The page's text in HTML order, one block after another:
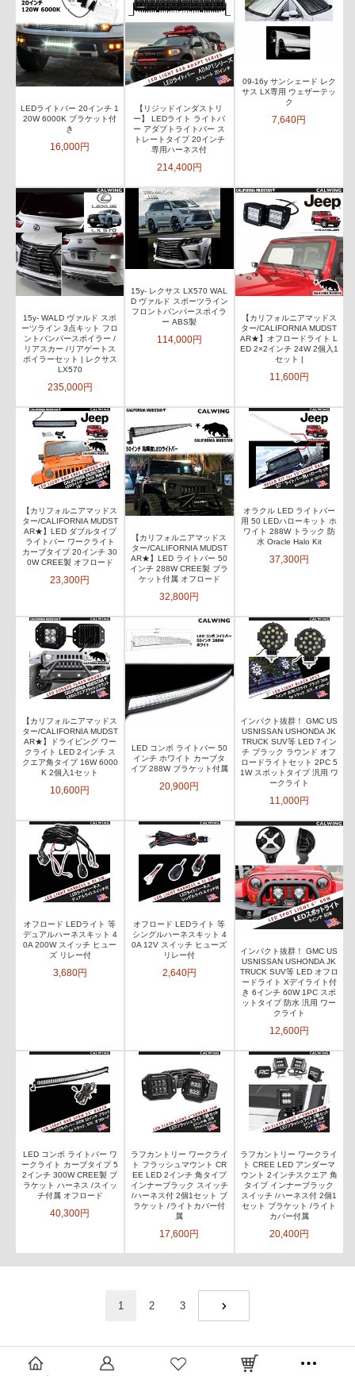
LEDライトバー 20インチ 1
20W 6000K ブラケット付
き
16,000円
【リジッドインダストリ
ー】 LEDライト ライトバ
ー アダプトライトバー ス
トレートタイプ 20インチ
専用ハーネス付
214,400円
09-16y サンシェード レク
サス LX専用 ウェザーテッ
ク
7,640円
15y- WALD ヴァルド スポ
ーツライン 3点キット フロ
ントバンパースポイラー /
リアスカー /リアゲートス
ポイラーセット | レクサス
LX570
235,000円
15y- レクサス LX570 WAL
D ヴァルド スポーツライン
フロントバンパースポイラ
ー ABS製
114,000円
【カリフォルニアマッドス
ター/CALIFORNIA MUDST
AR★】オフロードライト L
ED 2×2インチ 24W 2個入1
セット |
11,600円
【カリフォルニアマッドス
ター/CALIFORNIA MUDST
AR★】LED ダブルタイプ
ライトバー ワークライト
カーブタイプ 20インチ 30
0W CREE製 オフロード
23,300円
【カリフォルニアマッドス
ター/CALIFORNIA MUDST
AR★】LED ライトバー 50
インチ 288W CREE製 ブラ
ケット付属 オフロード
32,800円
オラクル LED ライトバー
用 50 LEDハローキット ホ
ワイト 288W トラック 防
水 Oracle Halo Kit
37,300円
【カリフォルニアマッドス
ター/CALIFORNIA MUDST
AR★】ドライビング ワー
クライト LED 2インチ ス
クエア角タイプ 16W 6000
K 2個入1セット
10,600円
LED コンボ ライトバー 50
インチ ホワイト カーブタ
イプ 288W ブラケット付属
20,900円
インパクト抜群！ GMC US
USNISSAN USHONDA JK
TRUCK SUV等 LED 7イン
チ ブラック ラウンド オフ
ロードライトセット 2PC 5
1W スポットタイプ 汎用 ワ
ークライト
11,000円
オフロード LEDライト 等
デュアルハーネスキット 4
0A 200W スイッチ ヒュー
ズ リレー付
3,680円
オフロード LEDライト 等
シングルハーネスキット 4
0A 12V スイッチ ヒューズ
リレー付
2,640円
インパクト抜群！ GMC US
USNISSAN USHONDA JK
TRUCK SUV等 LED オフロ
ードライト Xデイライト付
き 6インチ 60W 1PC スポ
ットタイプ 防水 汎用 ワー
クライト
12,600円
LED コンボ ライトバー ワ
ークライト カーブタイプ 5
2インチ 300W CREE製 ブ
ラケット ハーネス /スイッ
チ付属 オフロード
40,300円
ラフカントリー ワークライ
ト フラッシュマウント CR
EE LED 2インチ 角タイプ
インナーブラック スイッチ
/ハーネス付 2個1セット ブ
ラケット /ライトカバー付
属
17,600円
ラフカントリー ワークライ
ト CREE LED アンダーマ
ウント 2インチスクエア 角
タイプ インナーブラック
スイッチ /ハーネス付 2個1
セット ブラケット /ライト
カバー付属
20,400円
1 2
3